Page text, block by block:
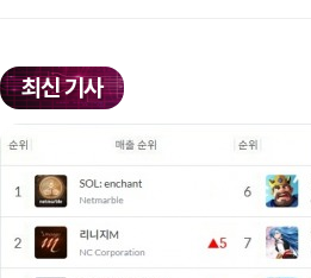
최신 기사